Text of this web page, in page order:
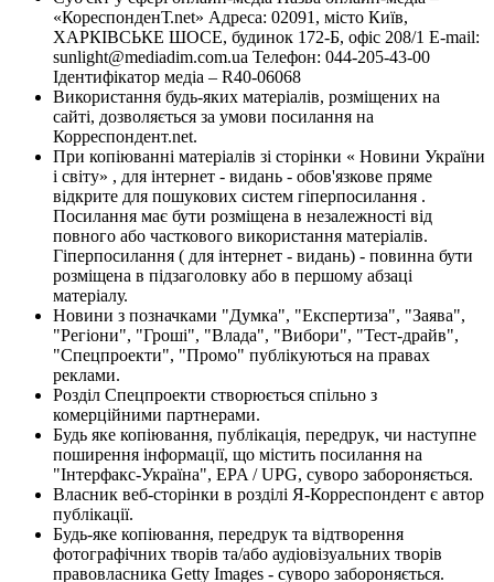
«КореспонденТ.net» Адреса: 02091, місто Київ,
ХАРКІВСЬКЕ ШОСЕ, будинок 172-Б, офіс 208/1 E-mail:
sunlight@mediadim.com.ua Телефон: 044-205-43-00
Ідентифікатор медіа – R40-06068
Використання будь-яких матеріалів, розміщених на
сайті, дозволяється за умови посилання на
Корреспондент.net.
При копіюванні матеріалів зі сторінки « Новини України
і світу» , для інтернет - видань - обов'язкове пряме
відкрите для пошукових систем гіперпосилання .
Посилання має бути розміщена в незалежності від
повного або часткового використання матеріалів.
Гіперпосилання ( для інтернет - видань) - повинна бути
розміщена в підзаголовку або в першому абзаці
матеріалу.
Новини з позначками "Думка", "Експертиза", "Заява",
"Регіони", "Гроші", "Влада", "Вибори", "Тест-драйв",
"Спецпроекти", "Промо" публікуються на правах
реклами.
Розділ Спецпроекти створюється спільно з
комерційними партнерами.
Будь яке копіювання, публікація, передрук, чи наступне
поширення інформації, що містить посилання на
"Інтерфакс-Україна", EPA / UPG, суворо забороняється.
Власник веб-сторінки в розділі Я-Корреспондент є автор
публікації.
Будь-яке копіювання, передрук та відтворення
фотографічних творів та/або аудіовізуальних творів
правовласника Getty Images - суворо забороняється.